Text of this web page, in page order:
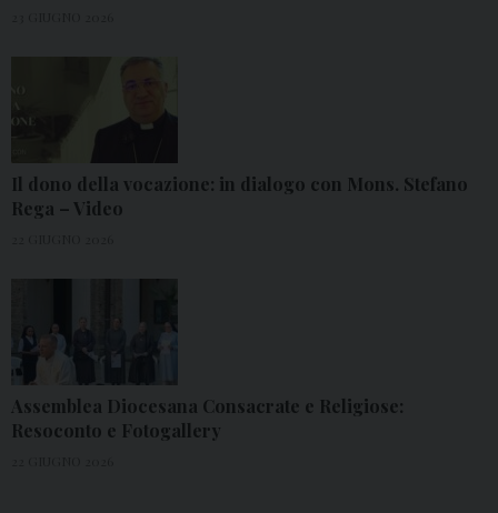
Il dono della vocazione: in dialogo con Mons. Stefano
Rega – Video
Assemblea Diocesana Consacrate e Religiose:
Resoconto e Fotogallery